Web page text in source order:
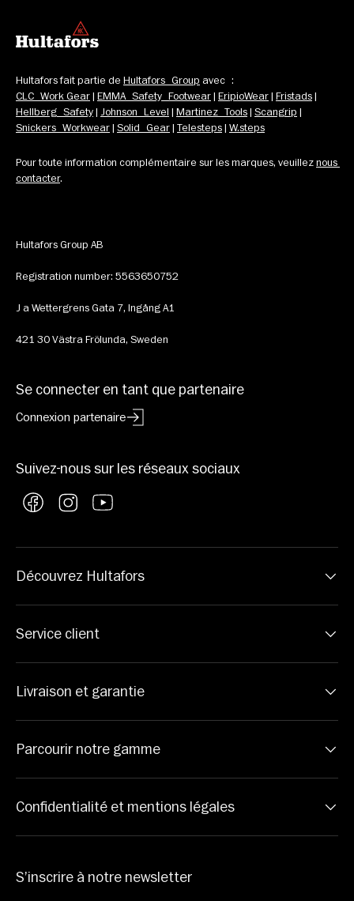
Hultafors fait partie de Hultafors Group avec :
CLC Work Gear | EMMA Safety Footwear | EripioWear | Fristads
Hellberg Safety | Johnson Level | Martinez Tools | Scangrip
Snickers Workwear | Solid Gear | Telesteps | W.steps
Pour toute information complémentaire sur les marques, veuillez nous
contacter.
Hultafors Group AB
Registration number: 5563650752
J a Wettergrens Gata 7, Ingång A1
421 30 Västra Frölunda, Sweden
Se connecter en tant que partenaire
Connexion partenaire
Suivez-nous sur les réseaux sociaux
FacebookInstagramYouTube
Découvrez Hultafors
Service client
Livraison et garantie
Parcourir notre gamme
Confidentialité et mentions légales
S’inscrire à notre newsletter